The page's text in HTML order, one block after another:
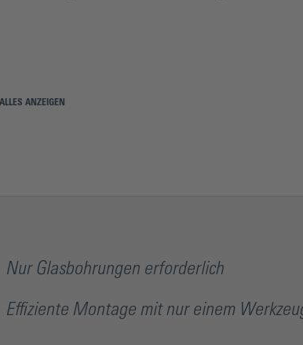
Bilbao vereint modernes, eckiges Design
ALLES ANZEIGEN
Nur Glasbohrungen erforderlich
Effiziente Montage mit nur einem